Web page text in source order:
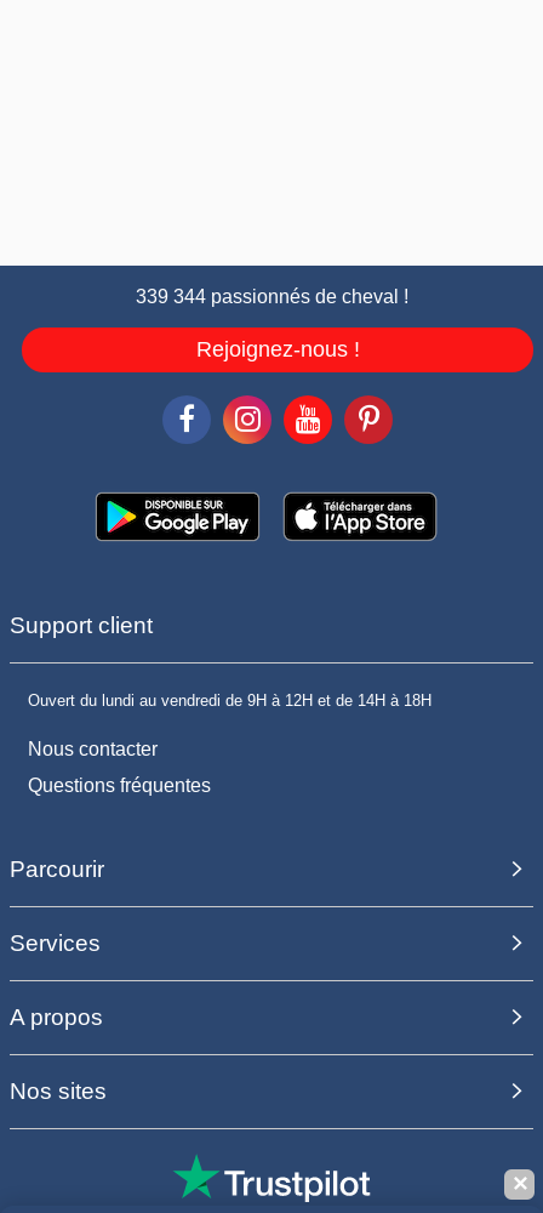
339 344 passionnés de cheval !
Rejoignez-nous !
Support client
Ouvert du lundi au vendredi de 9H à 12H et de 14H à 18H
Nous contacter
Questions fréquentes
Parcourir
Services
A propos
Nos sites
✕